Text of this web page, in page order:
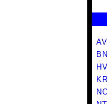
HV